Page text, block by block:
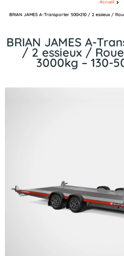
BRIAN JAMES A-
/ 2 essieux /
3000kg – 130-
Accueil
BRIAN JAMES A-Transporter 500×210 / 2 essieux /